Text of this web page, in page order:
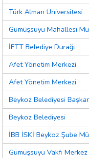
Türk Alman Üniversitesi
Gümüşsuyu Mahallesi
İETT Belediye Durağı
Afet Yönetim Merkezi
Afet Yönetim Merkezi
Beykoz Belediyesi
Beykoz Belediyesi
İBB İSKİ Beykoz Şube
Gümüşsuyu Vakfı